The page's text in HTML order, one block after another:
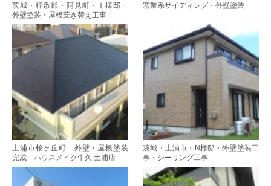
茨城・稲敷郡・阿見町・Ｉ様邸・
外壁塗装・屋根葺き替え工事
窯業系サイディング・外壁塗装
土浦市桜ヶ丘町 外壁・屋根塗装
完成 ハウスメイク牛久 土浦店
茨城・土浦市・N様邸・外壁塗装工
事・シーリング工事